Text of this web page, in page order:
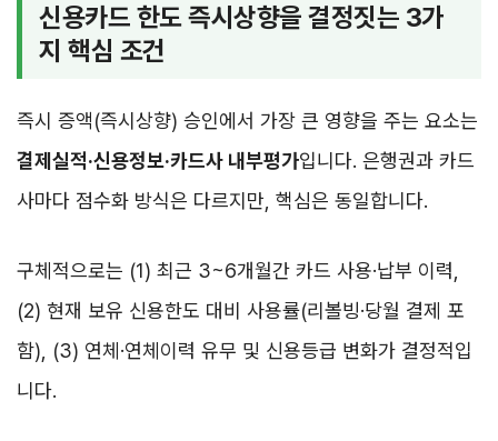
신용카드 한도 즉시상향을 결정짓는 3가
지 핵심 조건
즉시 증액(즉시상향) 승인에서 가장 큰 영향을 주는 요소는
결제실적·신용정보·카드사 내부평가입니다. 은행권과 카드
사마다 점수화 방식은 다르지만, 핵심은 동일합니다.
구체적으로는 (1) 최근 3~6개월간 카드 사용·납부 이력,
(2) 현재 보유 신용한도 대비 사용률(리볼빙·당월 결제 포
함), (3) 연체·연체이력 유무 및 신용등급 변화가 결정적입
니다.